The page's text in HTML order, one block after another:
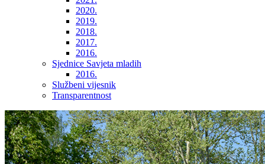
2020.
2019.
2018.
2017.
2016.
Sjednice Savjeta mladih
2016.
Službeni vijesnik
Transparentnost